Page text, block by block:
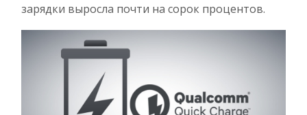
зарядки выросла почти на сорок процентов.